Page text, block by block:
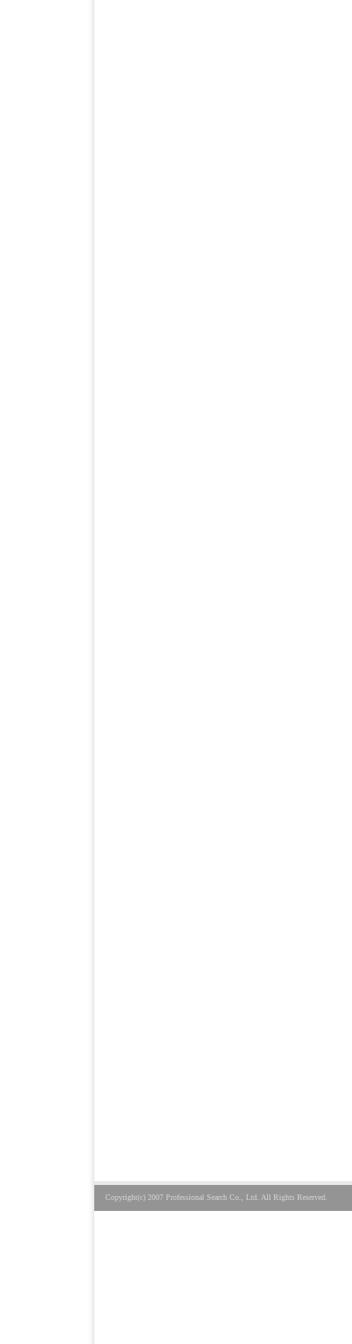
Copyright(c) 2007 Professional Search Co., Ltd. All Rights Reserved.